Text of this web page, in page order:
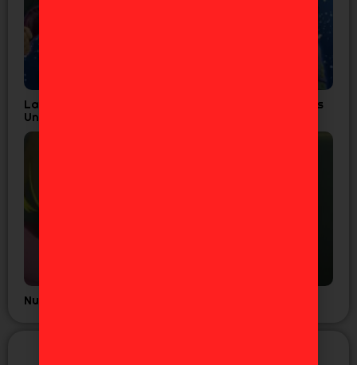
Las 7 Figuras de JoJo’s que Todo Fan de Diamond is
Unbreakable Necesita
Nuevo tráiler del anime GNOSIA